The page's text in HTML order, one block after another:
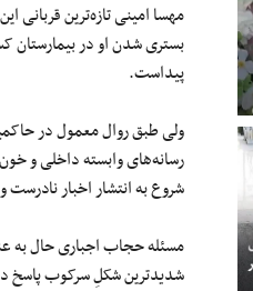
‌مهسا امینی تازه‌ترین
بستری شدن او در بیمارستان
پیداست.
ولی طبق روال معمول در
رسانه‌های وابسته داخلی و
شروع به انتشار اخبار
مسئله حجاب اجباری حال به
شدیدترین شکلِ سرکوب پاسخ